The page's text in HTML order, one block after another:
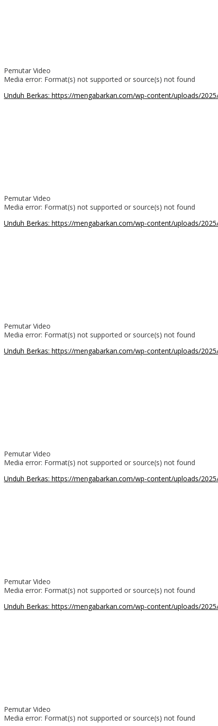
Media error: Format(s) not supported or source(s) not found
Unduh Berkas: https://mengabarkan.com/wp-content/uploads/
Pemutar Video
Media error: Format(s) not supported or source(s) not found
Unduh Berkas: https://mengabarkan.com/wp-content/uploads/2025/
Pemutar Video
Media error: Format(s) not supported or source(s) not found
Unduh Berkas: https://mengabarkan.com/wp-content/uploads/2025/
Pemutar Video
Media error: Format(s) not supported or source(s) not found
Unduh Berkas: https://mengabarkan.com/wp-content/uploads/
Pemutar Video
Media error: Format(s) not supported or source(s) not found
Unduh Berkas: https://mengabarkan.com/wp-content/uploads/
Pemutar Video
Media error: Format(s) not supported or source(s) not found
Pemutar Video